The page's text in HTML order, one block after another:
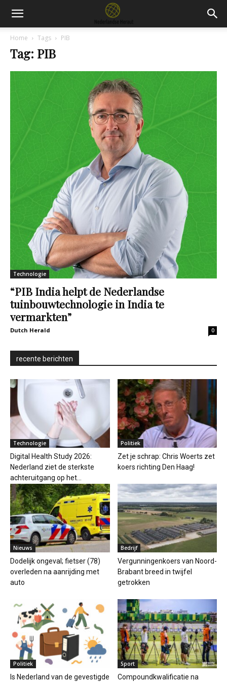
Home Tags PIB
Tag: PIB
Technologie
“PIB India helpt de Nederlandse
tuinbouwtechnologie in India te
vermarkten”
Dutch Herald 0
recente berichten
Technologie
Digital Health Study 2026:
Nederland ziet de sterkste
achteruitgang op het...
Politiek
Zet je schrap: Chris Woerts zet
koers richting Den Haag!
Nieuws
Dodelijk ongeval; fietser (78)
overleden na aanrijding met
auto
Bedrijf
Vergunningenkoers van Noord-
Brabant breed in twijfel
getrokken
Politiek
Is Nederland van de gevestigde
Sport
Compoundkwalificatie na